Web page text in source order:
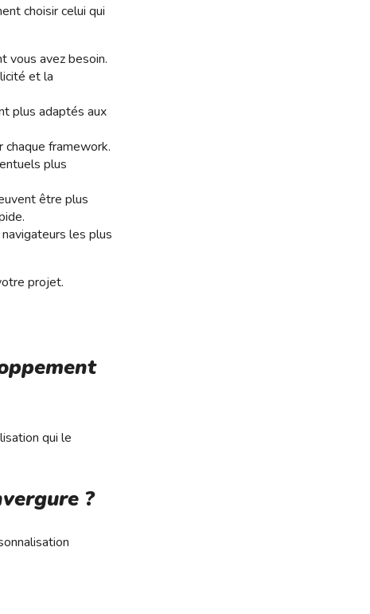
choisir celui qui
vous avez besoin.
et la
plus adaptés aux
chaque framework.
plus
être plus
les plus
projet.
qui le
?